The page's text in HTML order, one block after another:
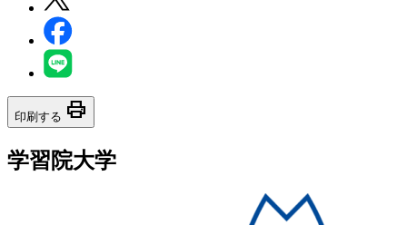
印刷する print
学習院大学